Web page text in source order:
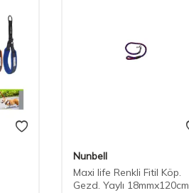
Nunbell
Maxi life Renkli Fitil Köp.
Gezd. Yaylı 18mmx120cm